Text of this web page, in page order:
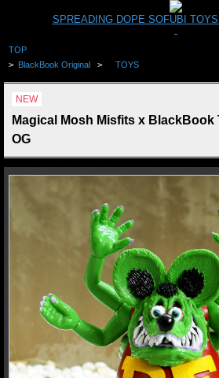
SPREADING DOPE SOFUBI
TOP
> BlackBook Original > TOYS
NEW
Magical Mosh Misfits x
OG